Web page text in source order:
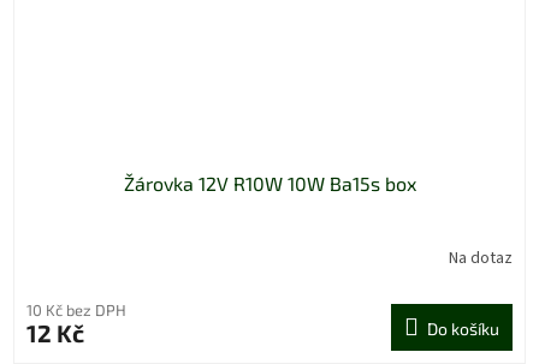
Žárovka 12V R10W 10W Ba15s box
Na dotaz
10 Kč bez DPH
12 Kč Do košíku